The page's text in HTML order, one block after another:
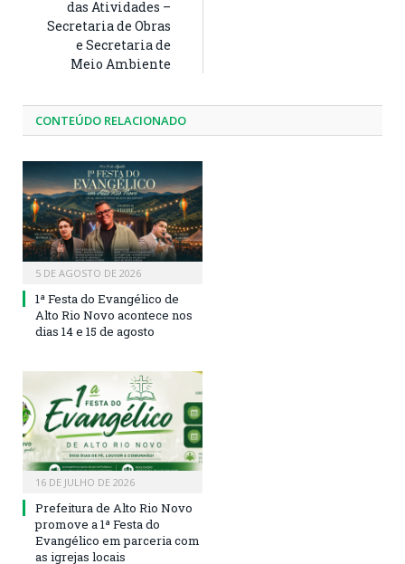
das Atividades –
Secretaria de Obras
e Secretaria de
Meio Ambiente
CONTEÚDO RELACIONADO
5 DE AGOSTO DE 2026
1ª Festa do Evangélico de
Alto Rio Novo acontece nos
dias 14 e 15 de agosto
16 DE JULHO DE 2026
Prefeitura de Alto Rio Novo
promove a 1ª Festa do
Evangélico em parceria com
as igrejas locais